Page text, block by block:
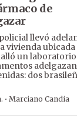
de
llevó
vivienda ubicada
un
dos
· Marciano Candia